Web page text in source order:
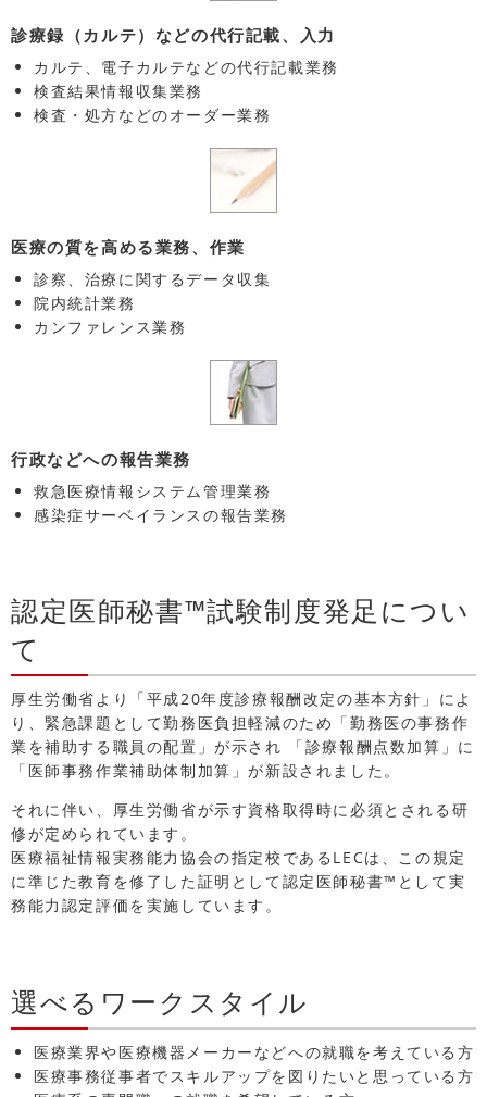
診療録（カルテ）などの代行記載、入力
カルテ、電子カルテなどの代行記載業務
検査結果情報収集業務
検査・処方などのオーダー業務
医療の質を高める業務、作業
診察、治療に関するデータ収集
院内統計業務
カンファレンス業務
行政などへの報告業務
救急医療情報システム管理業務
感染症サーベイランスの報告業務
認定医師秘書™試験制度発足につい
て
厚生労働省より「平成20年度診療報酬改定の基本方針」によ
り、緊急課題として勤務医負担軽減のため「勤務医の事務作
業を補助する職員の配置」が示され 「診療報酬点数加算」に
「医師事務作業補助体制加算」が新設されました。
それに伴い、厚生労働省が示す資格取得時に必須とされる研
修が定められています。
医療福祉情報実務能力協会の指定校であるLECは、この規定
に準じた教育を修了した証明として認定医師秘書™として実
務能力認定評価を実施しています。
選べるワークスタイル
医療業界や医療機器メーカーなどへの就職を考えている方
医療事務従事者でスキルアップを図りたいと思っている方